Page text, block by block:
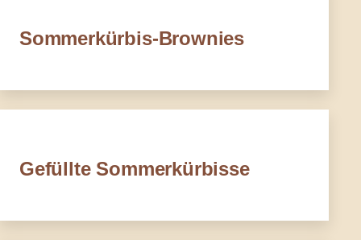
Sommerkürbis-Brownies
Gefüllte Sommerkürbisse